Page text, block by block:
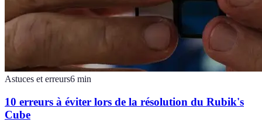
Astuces et erreurs6 min
10 erreurs à éviter lors de la résolution du Rubik's
Cube